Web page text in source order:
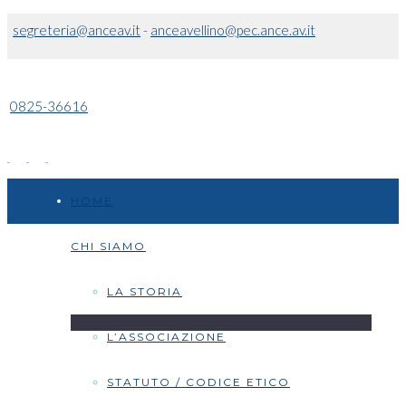
segreteria@anceav.it- anceavellino@pec.ance.av.it
0825-36616
CHI SIAMO
LA STORIA
L’ASSOCIAZIONE
STATUTO / CODICE ETICO